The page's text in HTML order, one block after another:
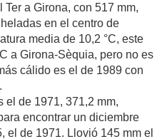
a Girona, con 517 mm,
en el centro de
media de 10,2 °C, este
a Girona-Sèquia, pero no es
cálido es el de 1989 con
el de 1971, 371,2 mm,
encontrar un diciembre
el de 1971. Llovió 145 mm el